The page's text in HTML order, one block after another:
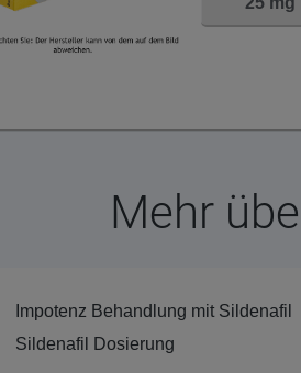
Mehr
Impotenz Behandlung mit Sildenafil
Sildenafil Dosierung